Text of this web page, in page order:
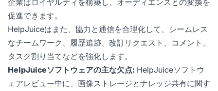
促進できます。
HelpJuiceはまた、協力と通信を合理化して、シームレス
なチームワーク、履歴追跡、改訂リクエスト、コメント、
タスク割り当てなどを強化します。
HelpJuiceソフトウェアの主な欠点: HelpJuiceソフトウ
ェアレビュー中に、画像ストレージとナレッジ共有に関す